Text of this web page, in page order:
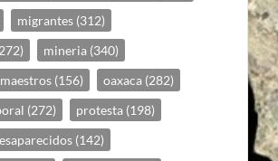
migrantes (312)
mineria (340)
(156) oaxaca (282)
(272) protesta (198)
(142)